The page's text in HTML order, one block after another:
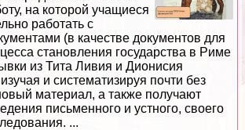
на которой учащиеся
работать с
(в качестве документов для
становления государства в Риме
из Тита Ливия и Дионисия
и систематизируя почти без
материал, а также получают
письменного и устного, своего
...